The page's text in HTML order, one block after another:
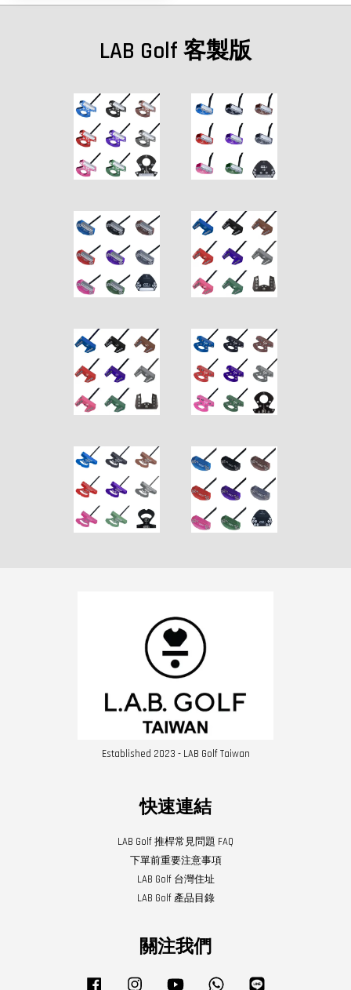
LAB Golf 客製版
Established 2023 - LAB Golf Taiwan
快速連結
LAB Golf 推桿常見問題 FAQ
下單前重要注意事項
LAB Golf 台灣住址
LAB Golf 產品目錄
關注我們
Facebook Instagram YouTube Whatsapp